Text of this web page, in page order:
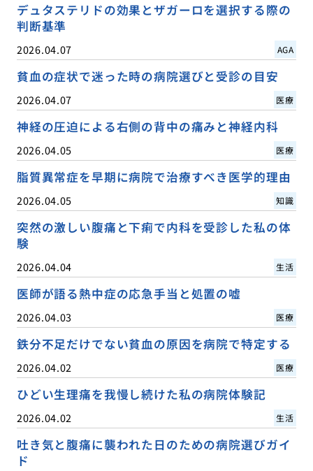
デュタステリドの効果とザガーロを選択する際の
判断基準
2026.04.07 AGA
貧血の症状で迷った時の病院選びと受診の目安
2026.04.07 医療
神経の圧迫による右側の背中の痛みと神経内科
2026.04.05 医療
脂質異常症を早期に病院で治療すべき医学的理由
2026.04.05 知識
突然の激しい腹痛と下痢で内科を受診した私の体
験
2026.04.04 生活
医師が語る熱中症の応急手当と処置の嘘
2026.04.03 医療
鉄分不足だけでない貧血の原因を病院で特定する
2026.04.02 医療
ひどい生理痛を我慢し続けた私の病院体験記
2026.04.02 生活
吐き気と腹痛に襲われた日のための病院選びガイ
ド